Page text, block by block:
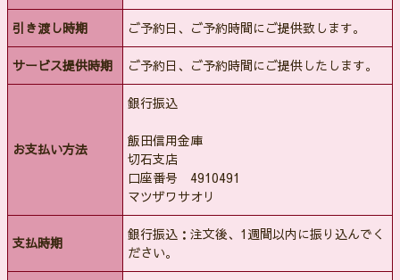
引き渡し時期 ご予約日、ご予約時間にご提供致します。
サービス提供時期 ご予約日、ご予約時間にご提供したします。
お支払い方法
銀行振込
飯田信用金庫
切石支店
口座番号 4910491
マツザワサオリ
支払時期
銀行振込：注文後、1週間以内に振り込んでく
ださい。